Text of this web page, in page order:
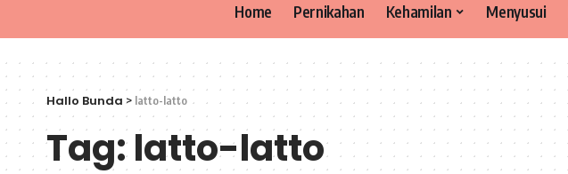
Home Pernikahan Kehamilan Menyusui
Hallo Bunda > latto-latto
Tag:latto-latto